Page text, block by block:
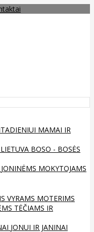
MAMAI IR
BOSO - BOSĖS
JONINĖMS MOKYTOJAMS
VYRAMS MOTERIMS
TĖČIAMS IR
JONUI IR JANINAI